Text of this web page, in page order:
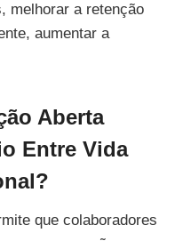
melhorar a retenção
aumentar a
Aberta
Entre Vida
que colaboradores